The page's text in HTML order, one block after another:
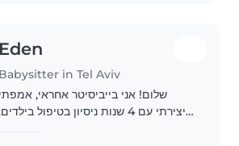
Eden
Babysitter in Tel Aviv
שלום! אני בייביסיטר אחראי, אמפתי
ויצירתי עם 4 שנות ניסיון בטיפול